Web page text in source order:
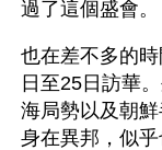
過了這個盛會。
也在差不多的
日至25日訪華
海局勢以及朝
身在異邦，似